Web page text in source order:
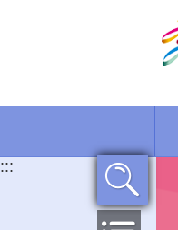
:::